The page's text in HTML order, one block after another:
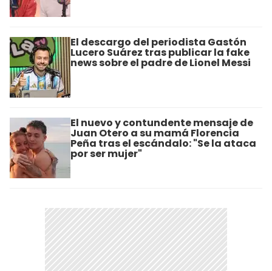
El descargo del periodista Gastón
Lucero Suárez tras publicar la fake
news sobre el padre de Lionel Messi
El nuevo y contundente mensaje de
Juan Otero a su mamá Florencia
Peña tras el escándalo: "Se la ataca
por ser mujer"